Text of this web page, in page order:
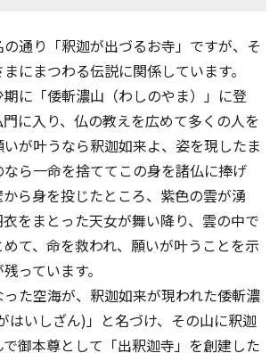
通り「釈迦が出づるお寺」ですが、そ
にまつわる伝説に関係しています。
に「倭斬濃山（わしのやま）」に登
に入り、仏の教えを広めて多くの人を
が叶うなら釈迦如来よ、姿を現したま
ら一命を捨ててこの身を諸仏に捧げ
ら身を投じたところ、紫色の雲が湧
をまとった天女が舞い降り、雲の中で
て、命を救われ、願いが叶うことを示
っています。
た空海が、釈迦如来が現われた倭斬濃
はいしざん)」と名づけ、その山に釈迦
御本尊として「出釈迦寺」を創建した